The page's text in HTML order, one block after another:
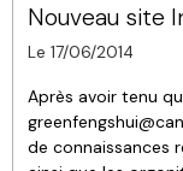
Nouveau site
Le 17/06/2014
Après avoir tenu
de connaissances